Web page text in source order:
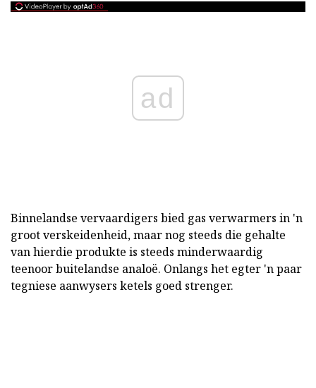
ad
Binnelandse vervaardigers bied gas verwarmers in 'n
groot verskeidenheid, maar nog steeds die gehalte
van hierdie produkte is steeds minderwaardig
teenoor buitelandse analoë. Onlangs het egter 'n paar
tegniese aanwysers ketels goed strenger.